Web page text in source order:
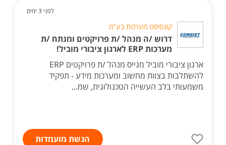
לפני 3 ימים
קונסיסט מערכות בע"מ
דרוש /ה מנהל /ת פרויקטים ומנתח /ת
מערכות ERP לארגון ציבורי מוביל!
ארגון ציבורי מוביל מגייס מנהל /ת פרויקטים ERP
להשתלבות בצוות מחשוב ומערכות מידע - תפקיד
משמעותי בלב העשייה הטכנולוגית, שמ...
הגשת מועמדות